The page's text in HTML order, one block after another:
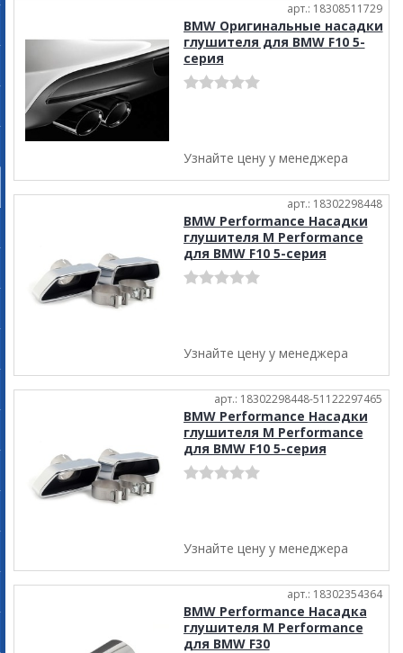
арт.: 18308511729
BMW Оригинальные насадки
глушителя для BMW F10 5-
серия
Узнайте цену у менеджера
арт.: 18302298448
BMW Performance Насадки
глушителя M Performance
для BMW F10 5-серия
Узнайте цену у менеджера
арт.: 18302298448-51122297465
BMW Performance Насадки
глушителя M Performance
для BMW F10 5-серия
Узнайте цену у менеджера
арт.: 18302354364
BMW Performance Насадка
глушителя M Performance
для BMW F30